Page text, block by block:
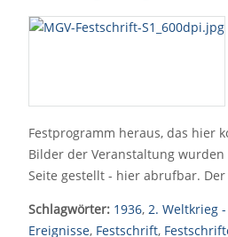
Festprogramm heraus, das hier
Bilder der Veranstaltung
Seite gestellt - hier abrufbar.
Schlagwörter: 1936, 2. Weltkrieg
Ereignisse, Festschrift,